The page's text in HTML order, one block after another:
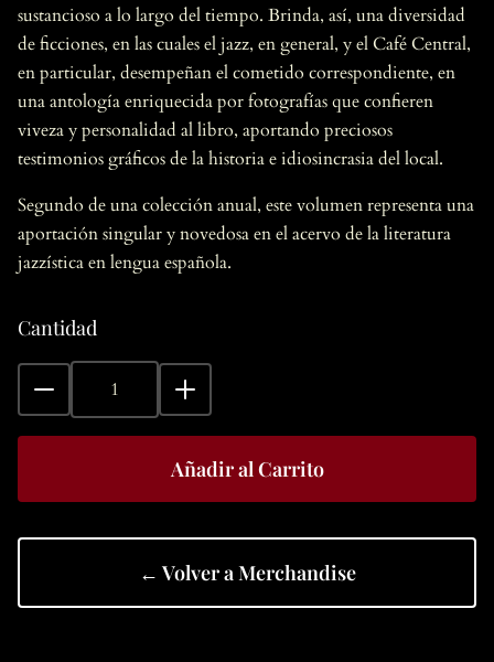
sustancioso a lo largo del tiempo. Brinda, así, una diversidad
de ficciones, en las cuales el jazz, en general, y el Café Central,
en particular, desempeñan el cometido correspondiente, en
una antología enriquecida por fotografías que confieren
viveza y personalidad al libro, aportando preciosos
testimonios gráficos de la historia e idiosincrasia del local.
Segundo de una colección anual, este volumen representa una
aportación singular y novedosa en el acervo de la literatura
jazzística en lengua española.
Cantidad
Añadir al Carrito
← Volver a Merchandise